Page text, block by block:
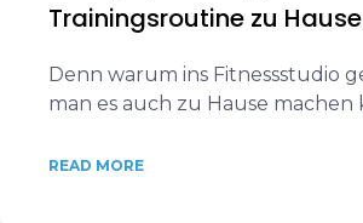
Trainingsroutine zu Hause
Denn warum ins Fitnessstudio
man es auch zu Hause machen
READ MORE